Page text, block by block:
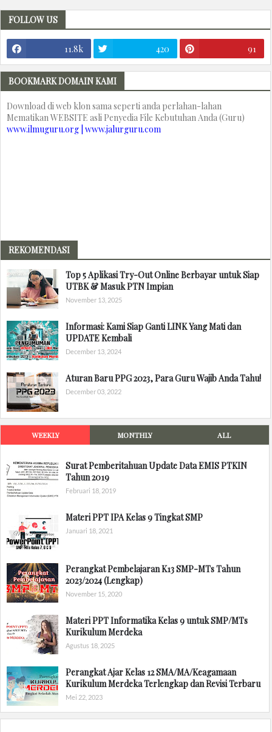
FOLLOW US
11.8k 420 91
BOOKMARK DOMAIN KAMI
Download di web klon sama seperti anda perlahan-lahan
Mematikan WEBSITE asli Penyedia File Kebutuhan Anda (Guru)
www.ilmuguru.org | www.jalurguru.com
REKOMENDASI
Top 5 Aplikasi Try-Out Online Berbayar untuk Siap
UTBK & Masuk PTN Impian
November 13, 2025
Informasi: Kami Siap Ganti LINK Yang Mati dan
UPDATE Kembali
December 13, 2024
Aturan Baru PPG 2023, Para Guru Wajib Anda Tahu!
December 03, 2022
WEEKLY MONTHLY ALL
Surat Pemberitahuan Update Data EMIS PTKIN
Tahun 2019
Februari 18, 2019
Materi PPT IPA Kelas 9 Tingkat SMP
Januari 18, 2021
Perangkat Pembelajaran K13 SMP-MTs Tahun
2023/2024 (Lengkap)
November 15, 2020
Materi PPT Informatika Kelas 9 untuk SMP/MTs
Kurikulum Merdeka
Agustus 18, 2025
Perangkat Ajar Kelas 12 SMA/MA/Keagamaan
Kurikulum Merdeka Terlengkap dan Revisi Terbaru
Mei 22, 2023